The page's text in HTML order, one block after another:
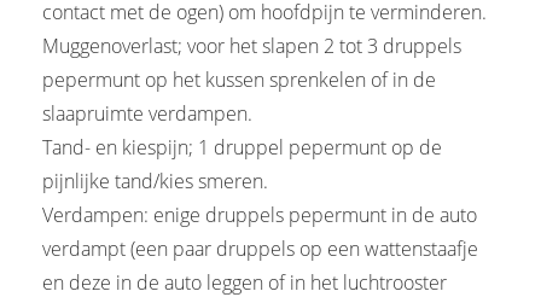
contact met de ogen) om hoofdpijn te verminderen.
Muggenoverlast; voor het slapen 2 tot 3 druppels
pepermunt op het kussen sprenkelen of in de
slaapruimte verdampen.
Tand- en kiespijn; 1 druppel pepermunt op de
pijnlijke tand/kies smeren.
Verdampen: enige druppels pepermunt in de auto
verdampt (een paar druppels op een wattenstaafje
en deze in de auto leggen of in het luchtrooster